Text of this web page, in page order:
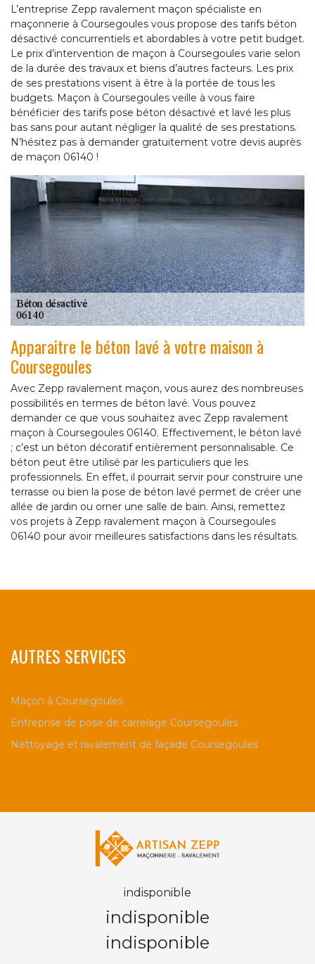
L’entreprise Zepp ravalement maçon spécialiste en
maçonnerie à Coursegoules vous propose des tarifs béton
désactivé concurrentiels et abordables à votre petit budget.
Le prix d’intervention de maçon à Coursegoules varie selon
de la durée des travaux et biens d’autres facteurs. Les prix
de ses prestations visent à être à la portée de tous les
budgets. Maçon à Coursegoules veille à vous faire
bénéficier des tarifs pose béton désactivé et lavé les plus
bas sans pour autant négliger la qualité de ses prestations.
N’hésitez pas à demander gratuitement votre devis auprès
de maçon 06140 !
Apparaitre le béton lavé à votre maison à
Coursegoules
Avec Zepp ravalement maçon, vous aurez des nombreuses
possibilités en termes de béton lavé. Vous pouvez
demander ce que vous souhaitez avec Zepp ravalement
maçon à Coursegoules 06140. Effectivement, le béton lavé
; c’est un béton décoratif entièrement personnalisable. Ce
béton peut être utilisé par les particuliers que les
professionnels. En effet, il pourrait servir pour construire une
terrasse ou bien la pose de béton lavé permet de créer une
allée de jardin ou orner une salle de bain. Ainsi, remettez
vos projets à Zepp ravalement maçon à Coursegoules
06140 pour avoir meilleures satisfactions dans les résultats.
AUTRES SERVICES
Maçon à Coursegoules
Entreprise de pose de carrelage Coursegoules
Nettoyage et ravalement de façade Coursegoules
indisponible
indisponible
indisponible